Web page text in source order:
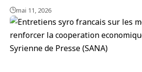
mai 11, 2026